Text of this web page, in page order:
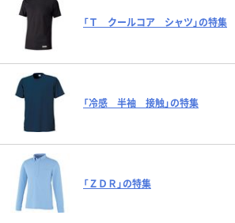
「Ｔ クールコア シャツ」の特集
「冷感 半袖 接触」の特集
「ＺＤＲ」の特集